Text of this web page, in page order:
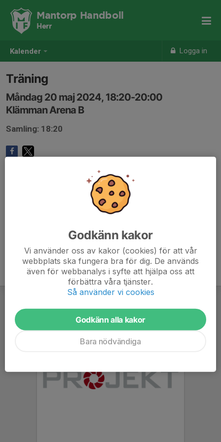
Kalender Logga in
Mantorp Handboll
Herr
Träning
Måndag 20 maj 2024, 18:20-20:00
Klämman Arena B
Samling: 18:20
Godkänn kakor
Vi använder oss av kakor (cookies) för att vår
webbplats ska fungera bra för dig. De används
även för webbanalys i syfte att hjälpa oss att
förbättra våra tjänster.
Så använder vi cookies
Godkänn alla kakor
Bara nödvändiga